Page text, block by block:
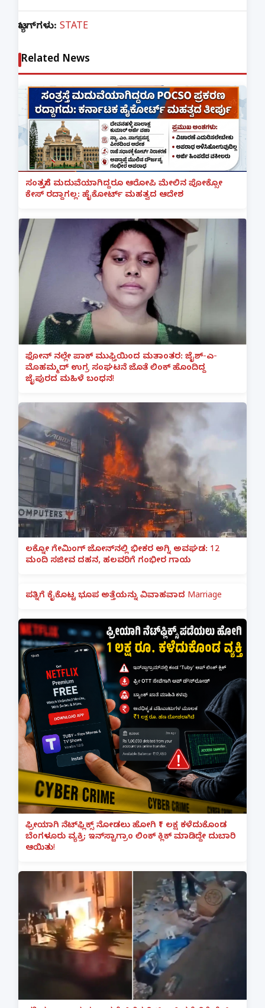
ಟ್ಯಾಗ್‌ಗಳು: STATE
Related News
ಸಂತ್ರಸ್ತೆಗೆ ಮದುವೆಯಾಗಿದ್ದರೂ ಆರೋಪಿ ಮೇಲಿನ ಪೋಕ್ಸೋ
ಕೇಸ್ ರದ್ದಾಗಲ್ಲ: ಹೈಕೋರ್ಟ್ ಮಹತ್ವದ ಆದೇಶ
ಫೋನ್ ನಲ್ಲೇ ಪಾಕ್ ಮುಫ್ತಿಯಿಂದ ಮತಾಂತರ: ಜೈಶ್-ಎ-
ಮೊಹಮ್ಮದ್ ಉಗ್ರ ಸಂಘಟನೆ ಜೊತೆ ಲಿಂಕ್ ಹೊಂದಿದ್ದ
ಜೈಪುರದ ಮಹಿಳೆ ಬಂಧನ!
ಲಕ್ನೋ ಗೇಮಿಂಗ್ ಜೋನ್‌ನಲ್ಲಿ ಭೀಕರ ಅಗ್ನಿ ಅವಘಡ: 12
ಮಂದಿ ಸಜೀವ ದಹನ, ಹಲವರಿಗೆ ಗಂಭೀರ ಗಾಯ
ಪತ್ನಿಗೆ ಕೈಕೊಟ್ಟ ಭೂಪ ಅತ್ತೆಯನ್ನು ವಿವಾಹವಾದ Marriage
ಫ್ರೀಯಾಗಿ ನೆಟ್‌ಫ್ಲಿಕ್ಸ್ ನೋಡಲು ಹೋಗಿ ₹1 ಲಕ್ಷ ಕಳೆದುಕೊಂಡ
ಬೆಂಗಳೂರು ವ್ಯಕ್ತಿ; ಇನ್‌ಸ್ಟಾಗ್ರಾಂ ಲಿಂಕ್ ಕ್ಲಿಕ್ ಮಾಡಿದ್ದೇ ದುಬಾರಿ
ಆಯಿತು!